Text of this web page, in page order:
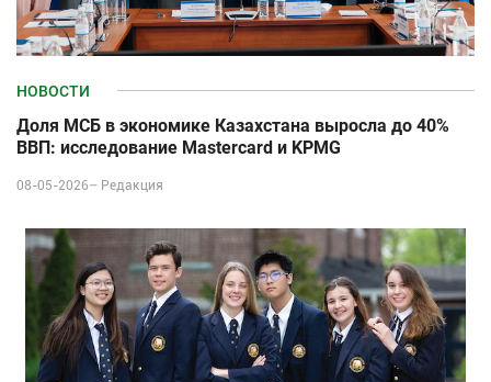
НОВОСТИ
Доля МСБ в экономике Казахстана выросла до 40%
ВВП: исследование Mastercard и KPMG
08-05-2026– Редакция